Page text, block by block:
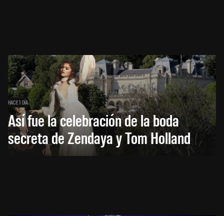
HACE 1 DÍA
Así fue la celebración de la boda
secreta de Zendaya y Tom Holland